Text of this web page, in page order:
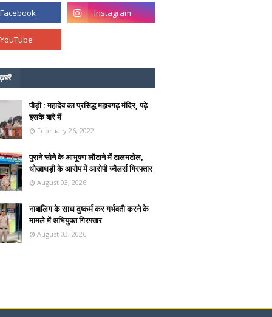
पौड़ी : महादेव का प्रसिद्ध महाबगढ़ मंदिर, पढ़े
इसके बारे में
February 26, 2022
पुराने सोने के आभूषण लौटाने में टालमटोल,
धोखाधड़ी के आरोप में आरोपी ज्वैलर्स गिरफ्तार
August 03, 2026
नाबालिग के साथ दुष्कर्म कर गर्भवती करने के
मामले में अभियुक्त गिरफ्तार
August 03, 2026